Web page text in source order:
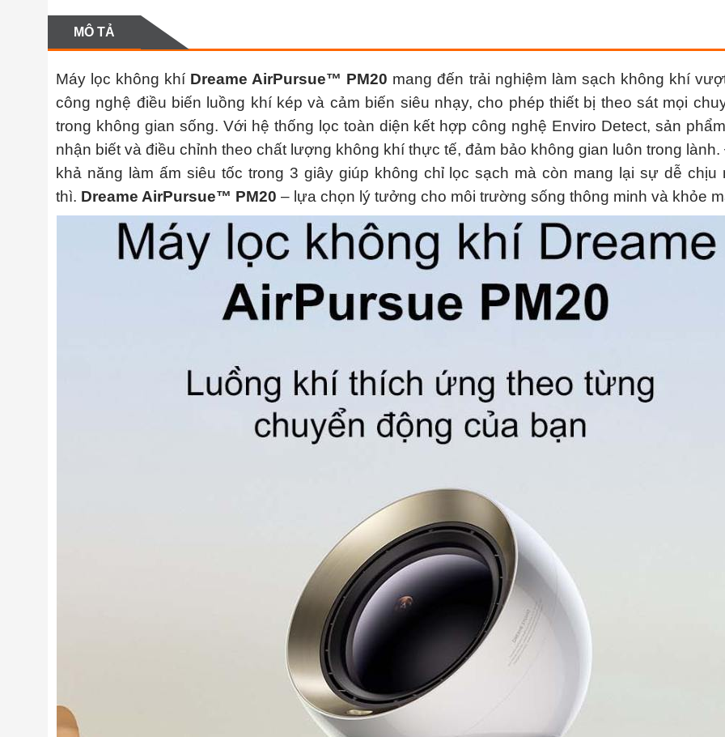
MÔ TẢ
Máy lọc không khí Dreame AirPursue™ PM20 mang đến trải nghiệm làm sạch không khí
công nghệ điều biến luồng khí kép và cảm biến siêu nhạy, cho phép thiết bị theo sát mọi
trong không gian sống. Với hệ thống lọc toàn diện kết hợp công nghệ Enviro Detect, sản
nhận biết và điều chỉnh theo chất lượng không khí thực tế, đảm bảo không gian luôn trong lành.
khả năng làm ấm siêu tốc trong 3 giây giúp không chỉ lọc sạch mà còn mang lại sự dễ chịu
thì. Dreame AirPursue™ PM20 – lựa chọn lý tưởng cho môi trường sống thông minh và khỏe